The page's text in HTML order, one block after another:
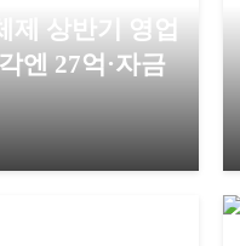
제 상반기 영업
엔 27억·자금